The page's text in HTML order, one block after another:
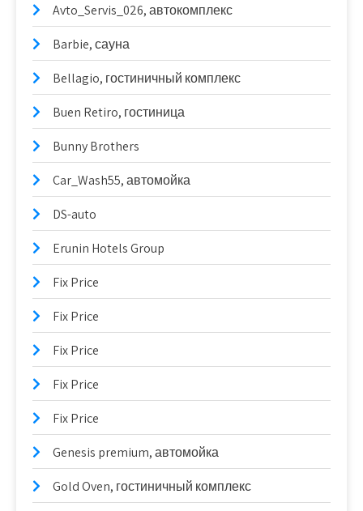
Avto_Servis_026, автокомплекс
Barbie, сауна
Bellagio, гостиничный комплекс
Buen Retiro, гостиница
Bunny Brothers
Car_Wash55, автомойка
DS-auto
Erunin Hotels Group
Fix Price
Fix Price
Fix Price
Fix Price
Fix Price
Genesis premium, автомойка
Gold Oven, гостиничный комплекс